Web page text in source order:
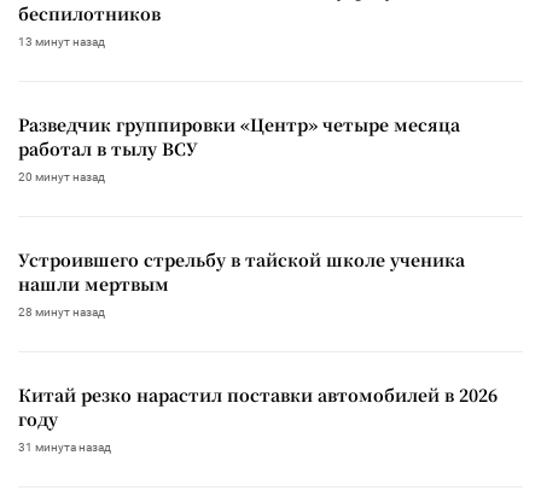
беспилотников
13 минут назад
Разведчик группировки «Центр» четыре месяца
работал в тылу ВСУ
20 минут назад
Устроившего стрельбу в тайской школе ученика
нашли мертвым
28 минут назад
Китай резко нарастил поставки автомобилей в 2026
году
31 минута назад